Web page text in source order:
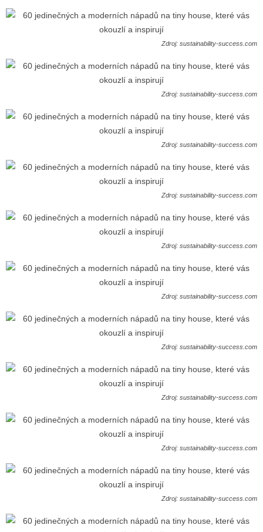
Zdroj: sustainability-success.com
Zdroj: sustainability-success.com
Zdroj: sustainability-success.com
Zdroj: sustainability-success.com
Zdroj: sustainability-success.com
Zdroj: sustainability-success.com
Zdroj: sustainability-success.com
Zdroj: sustainability-success.com
Zdroj: sustainability-success.com
Zdroj: sustainability-success.com